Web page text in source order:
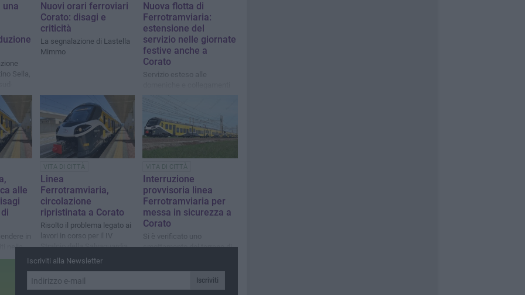
una
Sella,
Nuovi orari ferroviari
Corato: disagi e
criticità
La segnalazione di Lastella
Mimmo
Nuova flotta di
Ferrotramviaria:
estensione del
servizio nelle giornate
festive anche a
Corato
Servizio esteso alle
connettere il Nord Barese
alle
in
nella
VITA DI CITTÀ
Linea
Ferrotramviaria,
circolazione
ripristinata a Corato
Risolto il problema legato ai
lavori in corso per il IV
Stralcio della Salvaguardia
Idraulica
VITA DI CITTÀ
Interruzione
provvisoria linea
Ferrotramviaria per
messa in sicurezza a
Corato
Si è verificato uno
smottamento del terreno di
Iscriviti alla Newsletter
Iscriviti